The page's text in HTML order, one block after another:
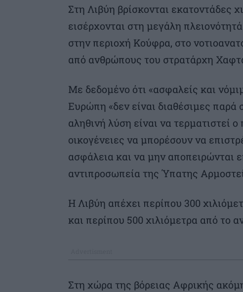
Στη Λιβύη βρίσκονται εκατοντάδες
εισέρχονται στη μεγάλη
στην περιοχή Κούφρα, στο
από ανθρώπους του στρατάρχη
Με δεδομένο ότι «ασφαλείς και
Ευρώπη «δεν είναι διαθέσιμες
αληθινή λύση είναι να τερματιστεί
οικογένειες να μπορέσουν να
ασφάλεια και να μην αποπειρώνται
αντιπροσωπεία της Ύπατης
Η Λιβύη απέχει περίπου 300
και περίπου 500 χιλιόμετρα από το
Στη χώρα της βόρειας Αφρικής